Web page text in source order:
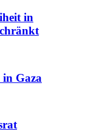
in
Gaza